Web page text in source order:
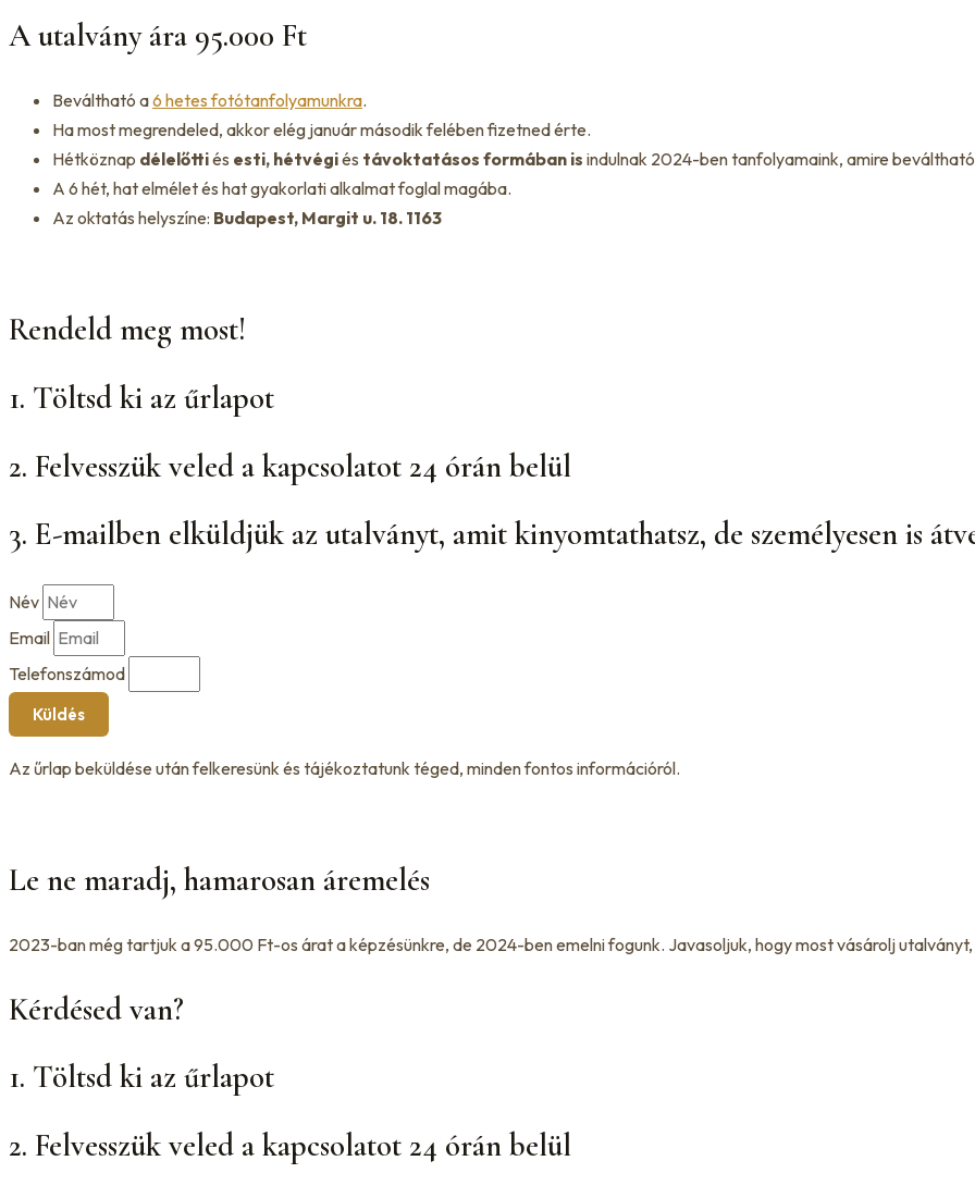
A utalvány ára 95.000 Ft
Beváltható a6 hetes fotótanfolyamunkra.
Ha most megrendeled, akkor elég január második felében fizetned érte.
Hétköznap délelőttiés esti, hétvégiés távoktatásos formában is indulnak 2024-ben tanfolyamaink, amire
A 6 hét, hat elmélet és hat gyakorlati alkalmat foglal magába.
Az oktatás helyszíne: Budapest, Margit u. 18. 1163
Rendeld meg most!
1. Töltsd ki az űrlapot
2. Felvesszük veled a kapcsolatot 24 órán belül
3. E-mailben elküldjük az utalványt, amit kinyomtathatsz, de személyesen is
Név
Email
Telefonszámod
Küldés
Az űrlap beküldése után felkeresünk és tájékoztatunk téged, minden fontos információról.
Le ne maradj, hamarosan áremelés
2023-ban még tartjuk a 95.000 Ft-os árat a képzésünkre, de 2024-ben emelni fogunk. Javasoljuk, hogy most vásárolj
Kérdésed van?
1. Töltsd ki az űrlapot
2. Felvesszük veled a kapcsolatot 24 órán belül